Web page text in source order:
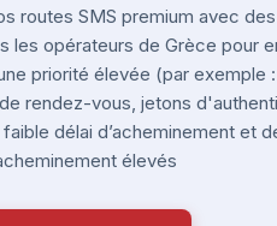
routes SMS premium avec
les opérateurs de Grèce pour
priorité élevée (par exemple
rendez-vous, jetons
délai d’acheminement et
élevés